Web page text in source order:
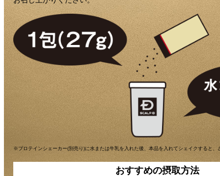
※プロテインシェーカー(別売り)に水または牛乳を入れた後、本品を入れてシェイクすると、
おすすめの摂取方法